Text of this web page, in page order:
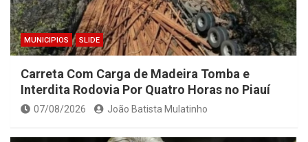
MUNICIPIOS SLIDE
Carreta Com Carga de Madeira Tomba e
Interdita Rodovia Por Quatro Horas no Piauí
07/08/2026 João Batista Mulatinho